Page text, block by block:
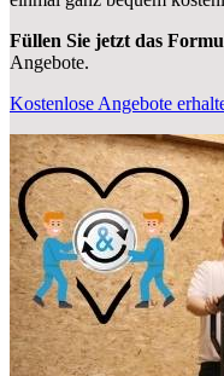
Füllen Sie jetzt das
Angebote.
Kostenlose Angebote